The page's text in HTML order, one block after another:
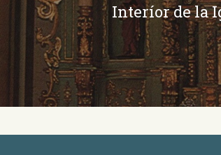
Interíor de la